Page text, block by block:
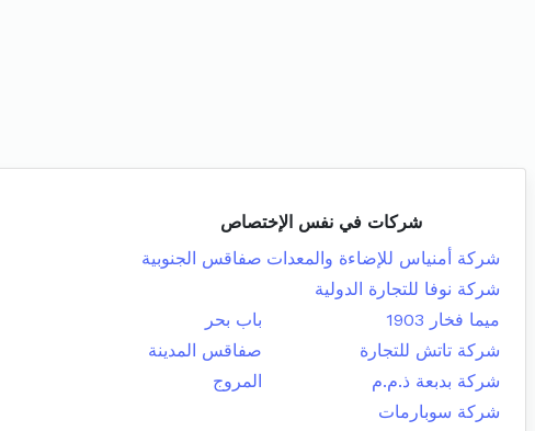
شركات في نفس الإختصاص
شركة أمنياس للإضاءة والمعدات صفاقس الجنوبية
شركة نوفا للتجارة الدولية
ميما فخار 1903
باب بحر
شركة تاتش للتجارة
صفاقس المدينة
شركة بدبعة ذ.م.م
المروج
شركة سوبارمات